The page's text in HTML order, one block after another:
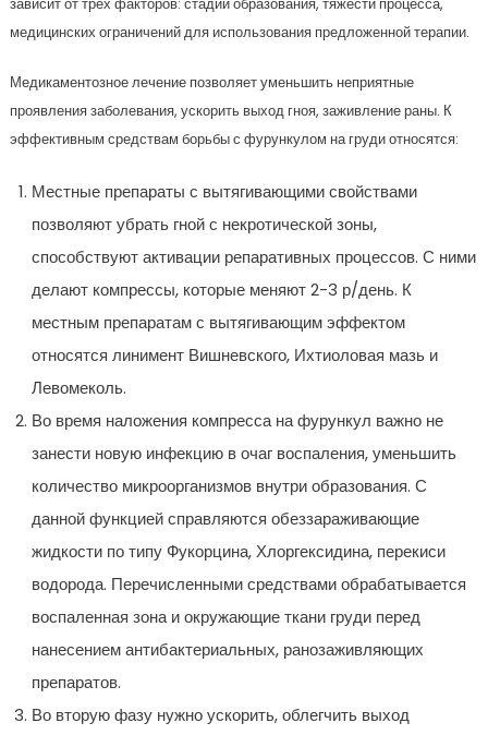
зависит от трех факторов: стадии образования, тяжести процесса,
медицинских ограничений для использования предложенной терапии.
Медикаментозное лечение позволяет уменьшить неприятные
проявления заболевания, ускорить выход гноя, заживление раны. К
эффективным средствам борьбы с фурункулом на груди относятся:
Местные препараты с вытягивающими свойствами
позволяют убрать гной с некротической зоны,
способствуют активации репаративных процессов. С ними
делают компрессы, которые меняют 2-3 р/день. К
местным препаратам с вытягивающим эффектом
относятся линимент Вишневского, Ихтиоловая мазь и
Левомеколь.
Во время наложения компресса на фурункул важно не
занести новую инфекцию в очаг воспаления, уменьшить
количество микроорганизмов внутри образования. С
данной функцией справляются обеззараживающие
жидкости по типу Фукорцина, Хлоргексидина, перекиси
водорода. Перечисленными средствами обрабатывается
воспаленная зона и окружающие ткани груди перед
нанесением антибактериальных, ранозаживляющих
препаратов.
Во вторую фазу нужно ускорить, облегчить выход